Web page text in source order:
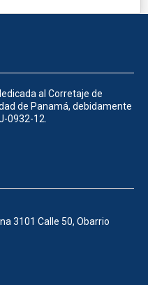
al Corretaje de
de Panamá, debidamente
0932-12.
3101 Calle 50, Obarrio